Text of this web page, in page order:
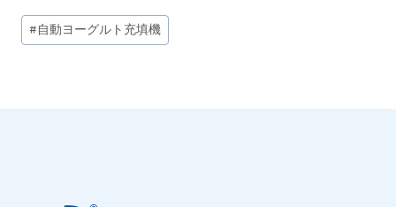
投
稿
# 自動ヨーグルト充填機